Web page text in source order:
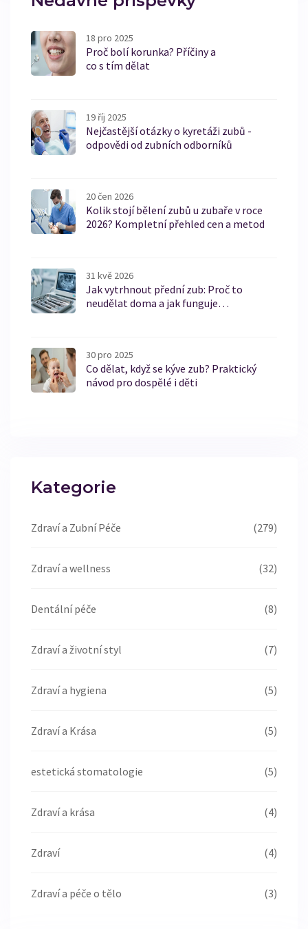
18 pro 2025
Proč bolí korunka? Příčiny a
co s tím dělat
19 říj 2025
Nejčastější otázky o kyretáži zubů -
odpovědi od zubních odborníků
20 čen 2026
Kolik stojí bělení zubů u zubaře v roce
2026? Kompletní přehled cen a metod
31 kvě 2026
Jak vytrhnout přední zub: Proč to
neudělat doma a jak funguje
30 pro 2025
Co dělat, když se kýve zub? Praktický
návod pro dospělé i děti
Kategorie
Zdraví a Zubní Péče (279)
Zdraví a wellness (32)
Dentální péče (8)
Zdraví a životní styl (7)
Zdraví a hygiena (5)
Zdraví a Krása (5)
estetická stomatologie (5)
Zdraví a krása (4)
Zdraví (4)
Zdraví a péče o tělo (3)